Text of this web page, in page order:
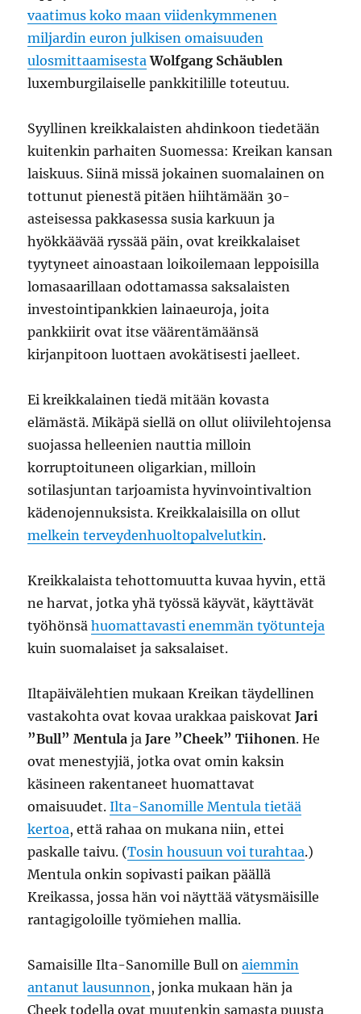
vaatimus koko maan viidenkymmenen
miljardin euron julkisen omaisuuden
ulosmittaamisesta Wolfgang Schäublen
luxemburgilaiselle pankkitilille toteutuu.
Syyllinen kreikkalaisten ahdinkoon tiedetään
kuitenkin parhaiten Suomessa: Kreikan kansan
laiskuus. Siinä missä jokainen suomalainen on
tottunut pienestä pitäen hiihtämään 30-
asteisessa pakkasessa susia karkuun ja
hyökkäävää ryssää päin, ovat kreikkalaiset
tyytyneet ainoastaan loikoilemaan leppoisilla
lomasaarillaan odottamassa saksalaisten
investointipankkien lainaeuroja, joita
pankkiirit ovat itse väärentämäänsä
kirjanpitoon luottaen avokätisesti jaelleet.
Ei kreikkalainen tiedä mitään kovasta
elämästä. Mikäpä siellä on ollut oliivilehtojensa
suojassa helleenien nauttia milloin
korruptoituneen oligarkian, milloin
sotilasjuntan tarjoamista hyvinvointivaltion
kädenojennuksista. Kreikkalaisilla on ollut
melkein terveydenhuoltopalvelutkin.
Kreikkalaista tehottomuutta kuvaa hyvin, että
ne harvat, jotka yhä työssä käyvät, käyttävät
työhönsähuomattavasti enemmän työtunteja
kuin suomalaiset ja saksalaiset.
Iltapäivälehtien mukaan Kreikan täydellinen
vastakohta ovat kovaa urakkaa paiskovatJari
”Bull” Mentula jaJare ”Cheek” Tiihonen. He
ovat menestyjiä, jotka ovat omin kaksin
käsineen rakentaneet huomattavat
omaisuudet.Ilta-Sanomille Mentula tietää
kertoa, että rahaa on mukana niin, ettei
paskalle taivu. (Tosin housuun voi turahtaa.)
Mentula onkin sopivasti paikan päällä
Kreikassa, jossa hän voi näyttää vätysmäisille
rantagigoloille työmiehen mallia.
Samaisille Ilta-Sanomille Bull onaiemmin
antanut lausunnon, jonka mukaan hän ja
Cheek todella ovat muutenkin samasta puusta